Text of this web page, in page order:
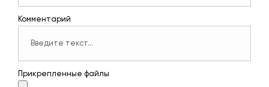
Комментарий
Прикрепленные файлы